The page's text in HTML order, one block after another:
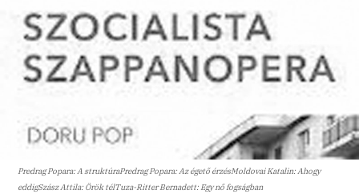
Predrag Popara: A struktúraPredrag Popara: Az égető érzésMoldovai Katalin: Ahogy
eddigSzász Attila: Örök télTuza-Ritter Bernadett: Egy nő fogságban